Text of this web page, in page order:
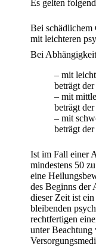
Es gelten
Bei schädlichem
mit leichteren
Bei
– mit
beträgt
– mit
beträgt
– mit
beträgt
Ist im Fall einer
mindestens 50
eine
des Beginns der
dieser Zeit ist
bleibenden
rechtfertigen
unter Beachtung